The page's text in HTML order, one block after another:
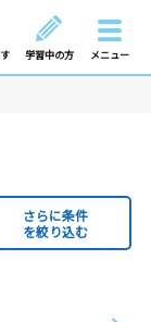
学習中の方 メニュー
さらに条件
を絞り込む